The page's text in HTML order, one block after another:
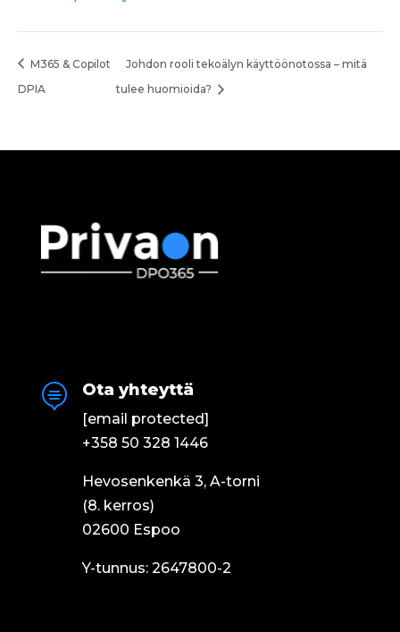
M365 & Copilot
DPIA
Johdon rooli tekoälyn käyttöönotossa – mitä
tulee huomioida?
 Ota yhteyttä
[email protected]
+358 50 328 1446
Hevosenkenkä 3, A-torni
(8. kerros)
02600 Espoo
Y-tunnus: 2647800-2